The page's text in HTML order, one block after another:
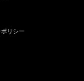
リシー